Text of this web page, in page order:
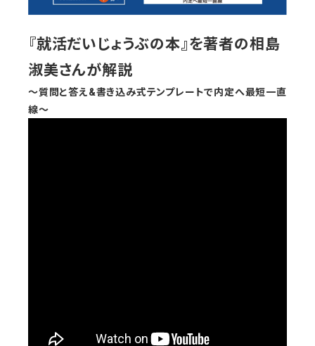
『就活だいじょうぶの本』を著者の相島
淑美さんが解説
〜質問と答え&書き込み式テンプレートで内定へ最短一直
線〜